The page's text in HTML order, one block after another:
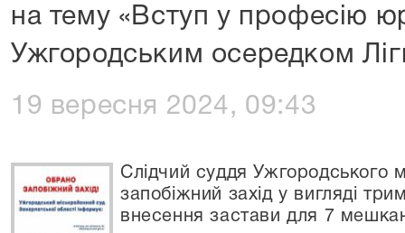
на тему «Вступ у професію
Ужгородським осередком
19 вересня 2024, 09:43
Cлідчий суддя Ужгородського
запобіжний захід у вигляді
внесення застави для 7